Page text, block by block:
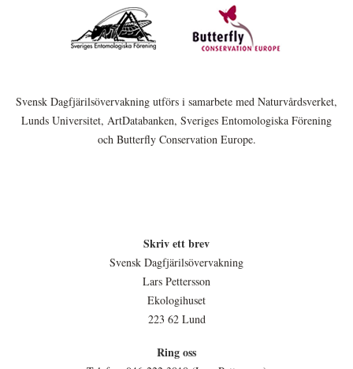
Svensk Dagfjärilsövervakning utförs i samarbete med Naturvårdsverket,
Lunds Universitet, ArtDatabanken, Sveriges Entomologiska Förening
och Butterfly Conservation Europe.
Skriv ett brev
Svensk Dagfjärilsövervakning
Lars Pettersson
Ekologihuset
223 62 Lund
Ring oss